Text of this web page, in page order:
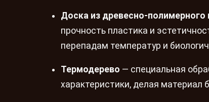
Доска из древесно-
прочность пластика и
перепадам температур и
Термодерево — специальная
характеристики, делая